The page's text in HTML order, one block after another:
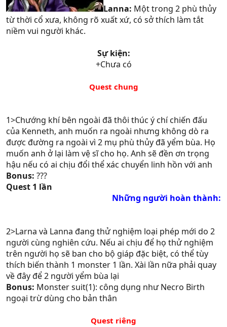
Lanna: Một trong 2 phù thủy
từ thời cổ xưa, không rõ xuất xứ, có sở thích làm tắt
niềm vui người khác.
Sự kiện:
+Chưa có
Quest chung
1>Chướng khí bên ngoài đã thôi thúc ý chí chiến đấu
của Kenneth, anh muốn ra ngoài nhưng không dò ra
được đường ra ngoài vì 2 mụ phù thủy đã yểm bùa. Họ
muốn anh ở lại làm vệ sĩ cho họ. Anh sẽ đền ơn trọng
hậu nếu có ai chịu đổi thể xác chuyển linh hồn với anh
Bonus: ???
Quest 1 lần
Những người hoàn thành:
2>Larna và Lanna đang thử nghiệm loại phép mới do 2
người cùng nghiên cứu. Nếu ai chịu để họ thử nghiệm
trên người họ sẽ ban cho bộ giáp đặc biệt, có thể tùy
thích biến thành 1 monster 1 lần. Xài lần nữa phải quay
về đây để 2 người yểm bùa lại
Bonus: Monster suit(1): công dụng như Necro Birth
ngoại trừ dùng cho bản thân
Quest riêng